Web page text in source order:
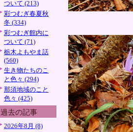
ついて (213)
彩つむぎ春夏秋
冬 (334)
彩つむぎ館内に
ついて (71)
栃木よもやま話
(560)
生き物たちのこ
と色々 (294)
那須地域のこと
色々 (425)
過去の記事
2026年8月 (8)